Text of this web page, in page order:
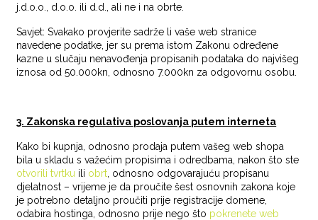
j.d.o.o., d.o.o. ili d.d., ali ne i na obrte.
Savjet: Svakako provjerite sadrže li vaše web stranice
navedene podatke, jer su prema istom Zakonu određene
kazne u slučaju nenavođenja propisanih podataka do najvišeg
iznosa od 50.000kn, odnosno 7.000kn za odgovornu osobu.
3. Zakonska regulativa poslovanja putem interneta
Kako bi kupnja, odnosno prodaja putem vašeg web shopa
bila u skladu s važećim propisima i odredbama, nakon što ste
otvorili tvrtku ili obrt , odnosno odgovarajuću propisanu
djelatnost – vrijeme je da proučite šest osnovnih zakona koje
je potrebno detaljno proučiti prije registracije domene,
odabira hostinga, odnosno prije nego što pokrenete web